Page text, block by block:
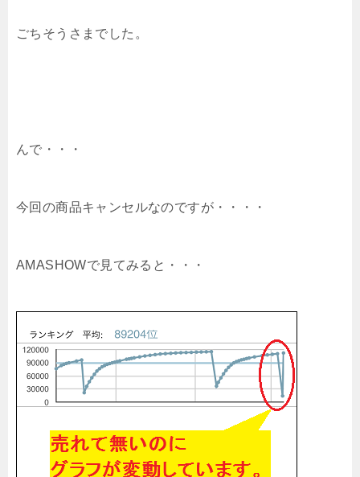
ごちそうさまでした。
んで・・・
今回の商品キャンセルなのですが・・・・
AMASHOWで見てみると・・・